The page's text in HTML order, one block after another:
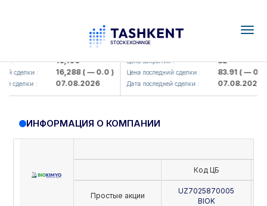
16,100
: 16,288( — 0.0 )
: 07.08.2026
KFSK (<Kafolat sug'urta
Цена закрытия : 82
Цена последний сделки : 83.91( — 0.0 )
Дата последней сделки : 07.08.2026
ИНФОРМАЦИЯ О КОМПАНИИ
Код ЦБ
Простые акции
UZ7025870005
BIOK